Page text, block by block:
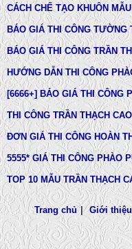
Trang chủ | Giới thiệu